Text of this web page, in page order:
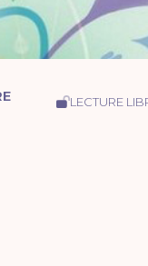
LECTURE